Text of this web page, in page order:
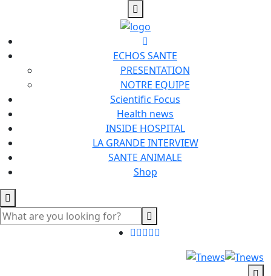
ECHOS SANTE
PRESENTATION
NOTRE EQUIPE
Scientific Focus
Health news
INSIDE HOSPITAL
LA GRANDE INTERVIEW
SANTE ANIMALE
Shop